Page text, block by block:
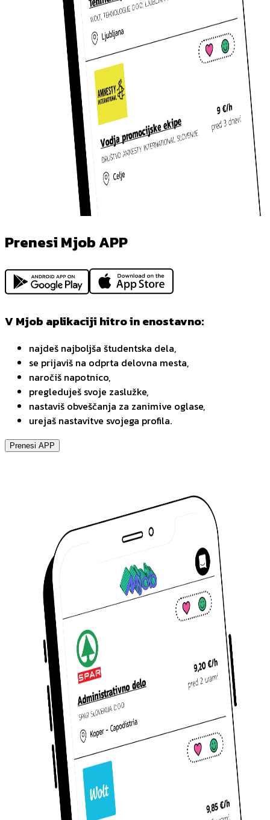
Prenesi Mjob APP
V Mjob aplikaciji hitro in enostavno:
najdeš najboljša študentska dela,
se prijaviš na odprta delovna mesta,
naročiš napotnico,
pregleduješ svoje zaslužke,
nastaviš obveščanja za zanimive oglase,
urejaš nastavitve svojega profila.
Prenesi APP